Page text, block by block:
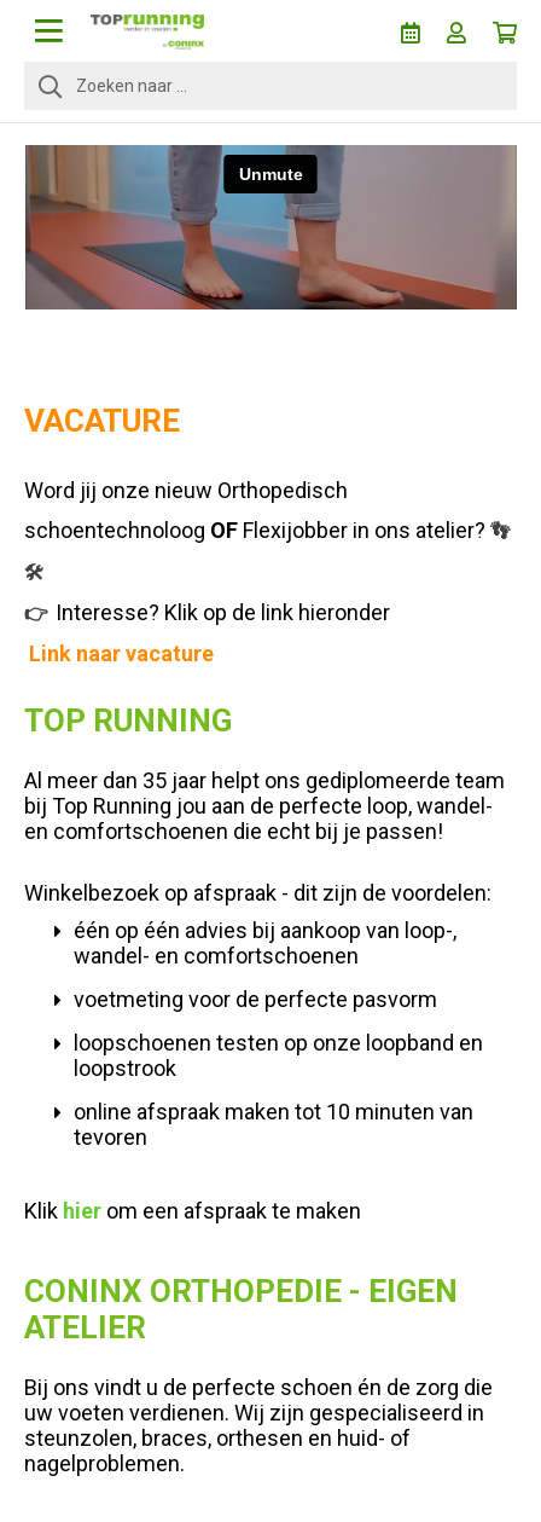
VACATURE
Word jij onze nieuw Orthopedisch
schoentechnoloog OF Flexijobber in ons atelier? 👣
🛠️
👉 Interesse? Klik op de link hieronder
Link naar vacature
TOP RUNNING
Al meer dan 35 jaar helpt ons gediplomeerde team
bij Top Running jou aan de perfecte loop, wandel-
en comfortschoenen die echt bij je passen!
Winkelbezoek op afspraak - dit zijn de voordelen:
één op één advies bij aankoop van loop-,
wandel- en comfortschoenen
voetmeting voor de perfecte pasvorm
loopschoenen testen op onze loopband en
loopstrook
online afspraak maken tot 10 minuten van
tevoren
Klik hier om een afspraak te maken
CONINX ORTHOPEDIE - EIGEN
ATELIER
Bij ons vindt u de perfecte schoen én de zorg die
uw voeten verdienen. Wij zijn gespecialiseerd in
steunzolen, braces, orthesen en huid- of
nagelproblemen.